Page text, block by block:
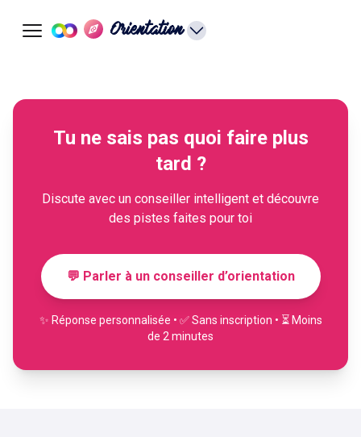
Orientation
Tu ne sais pas quoi faire plus
tard ?
Discute avec un conseiller intelligent et découvre
des pistes faites pour toi
💬 Parler à un conseiller d’orientation
✨ Réponse personnalisée • ✅ Sans inscription • ⏳ Moins
de 2 minutes